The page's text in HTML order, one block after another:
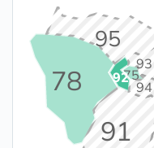
75
78
91
92
93
94
95